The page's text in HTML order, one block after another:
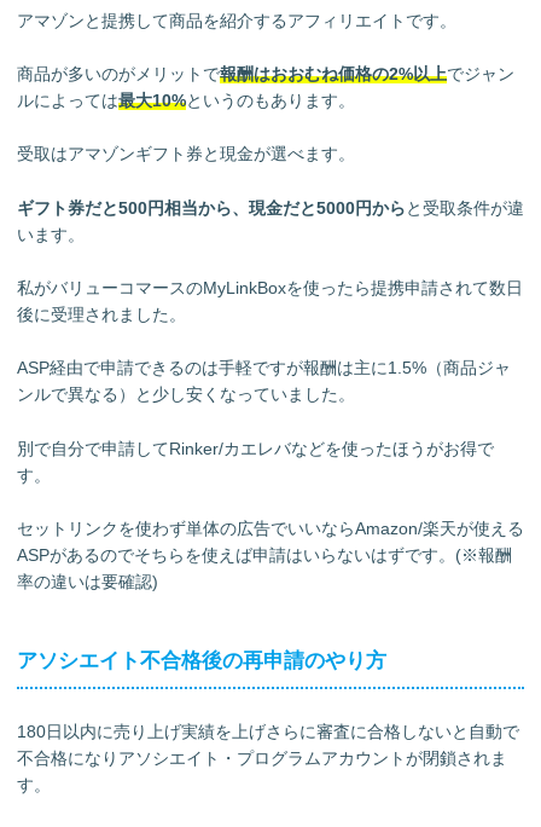
アマゾンと提携して商品を紹介するアフィリエイトです。
商品が多いのがメリットで報酬はおおむね価格の2%以上でジャン
ルによっては最大10%というのもあります。
受取はアマゾンギフト券と現金が選べます。
ギフト券だと500円相当から、現金だと5000円からと受取条件が違
います。
私がバリューコマースのMyLinkBoxを使ったら提携申請されて数日
後に受理されました。
ASP経由で申請できるのは手軽ですが報酬は主に1.5%（商品ジャ
ンルで異なる）と少し安くなっていました。
別で自分で申請してRinker/カエレバなどを使ったほうがお得で
す。
セットリンクを使わず単体の広告でいいならAmazon/楽天が使える
ASPがあるのでそちらを使えば申請はいらないはずです。(※報酬
率の違いは要確認)
アソシエイト不合格後の再申請のやり方
180日以内に売り上げ実績を上げさらに審査に合格しないと自動で
不合格になりアソシエイト・プログラムアカウントが閉鎖されま
す。